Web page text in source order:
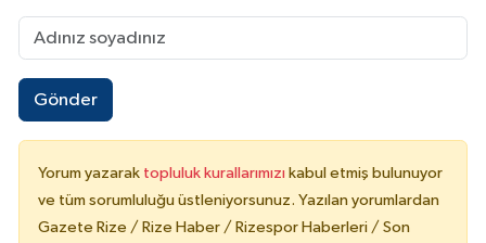
Gönder
Yorum yazarak topluluk kurallarımızı kabul etmiş bulunuyor
ve tüm sorumluluğu üstleniyorsunuz. Yazılan yorumlardan
Gazete Rize / Rize Haber / Rizespor Haberleri / Son